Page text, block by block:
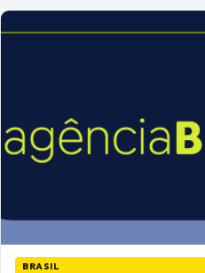
BRASIL